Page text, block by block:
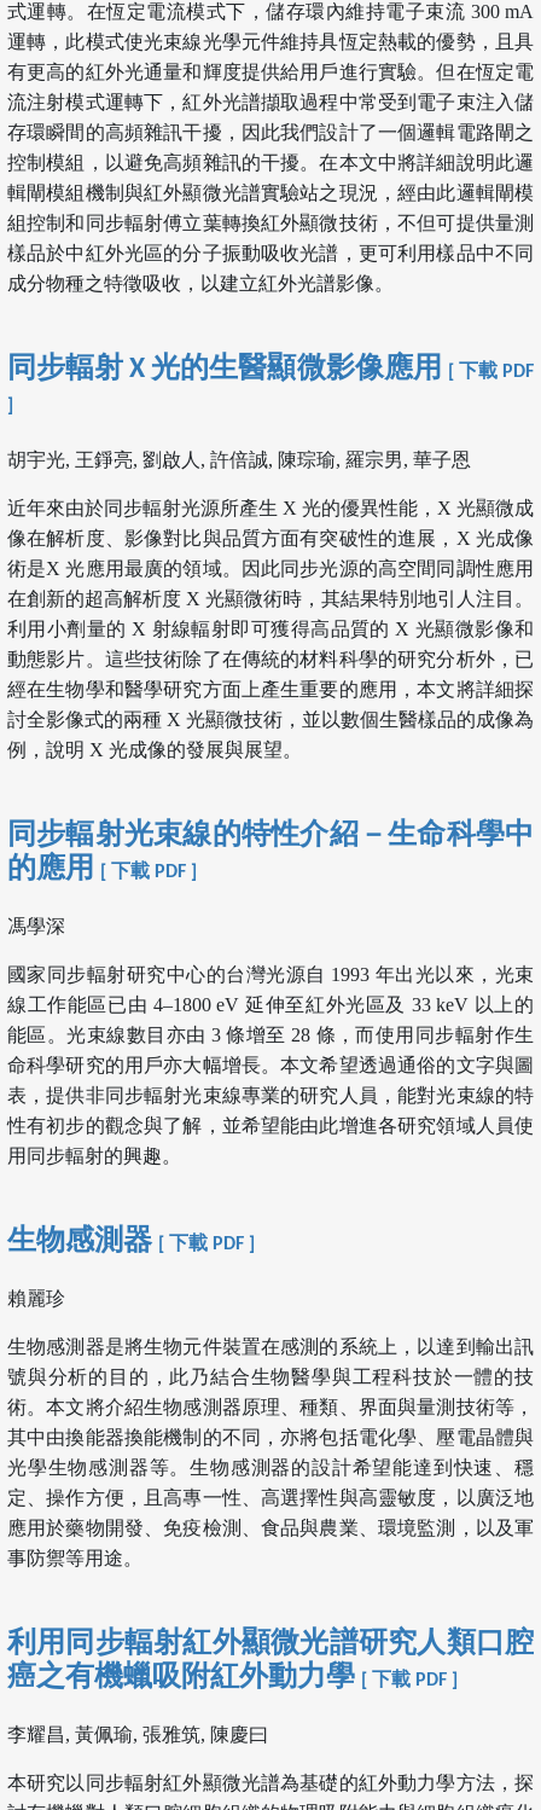
式運轉。在恆定電流模式下，儲存環內維持電子束流 300 mA
運轉，此模式使光束線光學元件維持具恆定熱載的優勢，且具
有更高的紅外光通量和輝度提供給用戶進行實驗。但在恆定電
流注射模式運轉下，紅外光譜擷取過程中常受到電子束注入儲
存環瞬間的高頻雜訊干擾，因此我們設計了一個邏輯電路閘之
控制模組，以避免高頻雜訊的干擾。在本文中將詳細說明此邏
輯閘模組機制與紅外顯微光譜實驗站之現況，經由此邏輯閘模
組控制和同步輻射傅立葉轉換紅外顯微技術，不但可提供量測
樣品於中紅外光區的分子振動吸收光譜，更可利用樣品中不同
成分物種之特徵吸收，以建立紅外光譜影像。
同步輻射 X 光的生醫顯微影像應用
[ 下載 PDF
胡宇光, 王錚亮, 劉啟人, 許倍誠, 陳琮瑜, 羅宗男, 華子恩
近年來由於同步輻射光源所產生 X 光的優異性能，X 光顯微成
像在解析度、影像對比與品質方面有突破性的進展，X 光成像
術是X 光應用最廣的領域。因此同步光源的高空間同調性應用
在創新的超高解析度 X 光顯微術時，其結果特別地引人注目。
利用小劑量的 X 射線輻射即可獲得高品質的 X 光顯微影像和
動態影片。這些技術除了在傳統的材料科學的研究分析外，已
經在生物學和醫學研究方面上產生重要的應用，本文將詳細探
討全影像式的兩種 X 光顯微技術，並以數個生醫樣品的成像為
例，說明 X 光成像的發展與展望。
同步輻射光束線的特性介紹－生命科學中
的應用
[ 下載 PDF ]
馮學深
國家同步輻射研究中心的台灣光源自 1993 年出光以來，光束
線工作能區已由 4–1800 eV 延伸至紅外光區及 33 keV 以上的
能區。光束線數目亦由 3 條增至 28 條，而使用同步輻射作生
命科學研究的用戶亦大幅增長。本文希望透過通俗的文字與圖
表，提供非同步輻射光束線專業的研究人員，能對光束線的特
性有初步的觀念與了解，並希望能由此增進各研究領域人員使
用同步輻射的興趣。
生物感測器 [ 下載 PDF ]
賴麗珍
生物感測器是將生物元件裝置在感測的系統上，以達到輸出訊
號與分析的目的，此乃結合生物醫學與工程科技於一體的技
術。本文將介紹生物感測器原理、種類、界面與量測技術等，
其中由換能器換能機制的不同，亦將包括電化學、壓電晶體與
光學生物感測器等。生物感測器的設計希望能達到快速、穩
定、操作方便，且高專一性、高選擇性與高靈敏度，以廣泛地
應用於藥物開發、免疫檢測、食品與農業、環境監測，以及軍
事防禦等用途。
利用同步輻射紅外顯微光譜研究人類口腔
癌之有機蠟吸附紅外動力學
[ 下載 PDF ]
李耀昌, 黃佩瑜, 張雅筑, 陳慶曰
本研究以同步輻射紅外顯微光譜為基礎的紅外動力學方法，探